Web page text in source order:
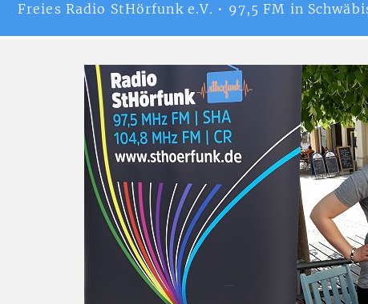
Freies Radio StHörfunke.V. • 97,5 FM in